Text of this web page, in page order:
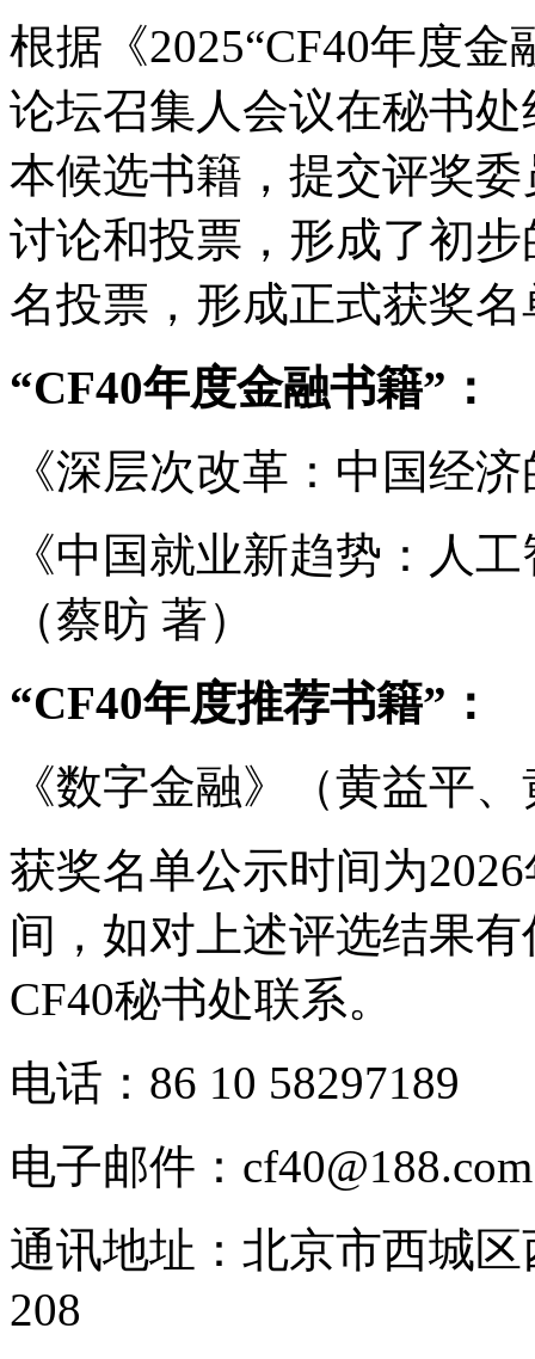
根据《2025“CF40年度
论坛召集人会议在秘书
本候选书籍，提交评奖
讨论和投票，形成了初
名投票，形成正式获奖
“CF40年度金融书籍”：
《深层次改革：中国经
《中国就业新趋势：人
（蔡昉 著）
“CF40年度推荐书籍”：
《数字金融》（黄益平
获奖名单公示时间为
间，如对上述评选结果
CF40秘书处联系。
电话：86 10 58297189
电子邮件：cf40@188.com
通讯地址：北京市西城
208